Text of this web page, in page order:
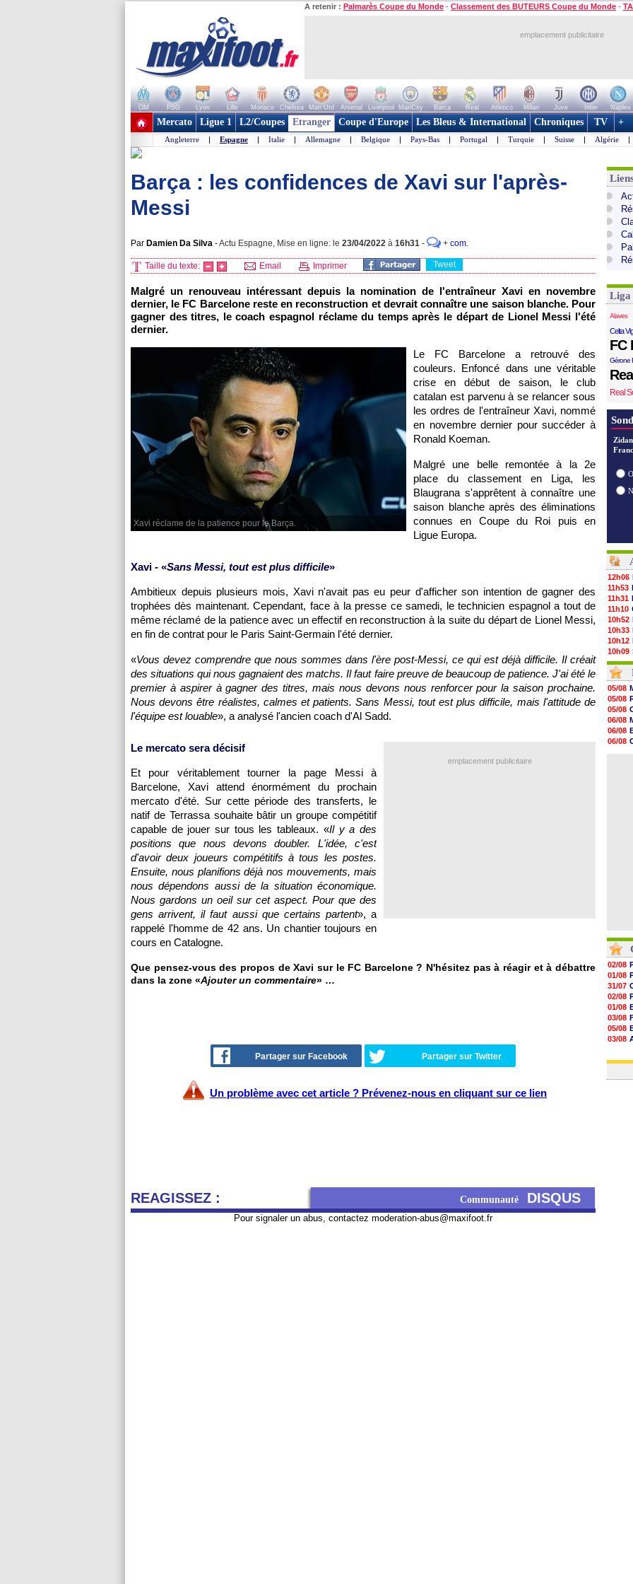
A retenir : Palmarès Coupe du Monde - Classement des BUTEURS Coupe du Monde -
emplacement publicitaire
OM PSG Lyon Lille Monaco Chelsea Man Utd Arsenal Liverpool ManCity Barca Real Atletico Milan Juve Inter Naples
+ de clubs
Mercato Ligue 1 L2/Coupes Etranger Coupe d'Europe Les Bleus & International Chroniques TV +
Angleterre | Espagne | Italie | Allemagne | Belgique | Pays-Bas | Portugal | Turquie | Suisse | Algérie |
Barça : les confidences de Xavi sur l'après-
Messi
Par Damien Da Silva -Actu Espagne, Mise en ligne: le 23/04/2022 à 16h31 - + com.
Taille du texte: Email Imprimer Tweet
Malgré un renouveau intéressant depuis la nomination de l'entraîneur Xavi en novembre
dernier, le FC Barcelone reste en reconstruction et devrait connaître une saison blanche. Pour
gagner des titres, le coach espagnol réclame du temps après le départ de Lionel Messi l'été
dernier.
Xavi réclame de la patience pour le Barça.
Le FC Barcelone a retrouvé des
couleurs. Enfoncé dans une véritable
crise en début de saison, le club
catalan est parvenu à se relancer sous
les ordres de l'entraîneur Xavi, nommé
en novembre dernier pour succéder à
Ronald Koeman.
Malgré une belle remontée à la 2e
place du classement en Liga, les
Blaugrana s'apprêtent à connaître une
saison blanche après des éliminations
connues en Coupe du Roi puis en
Ligue Europa.
Xavi - «Sans Messi, tout est plus difficile»
Ambitieux depuis plusieurs mois, Xavi n'avait pas eu peur d'afficher son intention de gagner des
trophées dès maintenant. Cependant, face à la presse ce samedi, le technicien espagnol a tout de
même réclamé de la patience avec un effectif en reconstruction à la suite du départ de Lionel Messi,
en fin de contrat pour le Paris Saint-Germain l'été dernier.
«Vous devez comprendre que nous sommes dans l'ère post-Messi, ce qui est déjà difficile. Il créait
des situations qui nous gagnaient des matchs. Il faut faire preuve de beaucoup de patience. J'ai été le
premier à aspirer à gagner des titres, mais nous devons nous renforcer pour la saison prochaine.
Nous devons être réalistes, calmes et patients. Sans Messi, tout est plus difficile, mais l'attitude de
l'équipe est louable», a analysé l'ancien coach d'Al Sadd.
emplacement publicitaire
Le mercato sera décisif
Et pour véritablement tourner la page Messi à
Barcelone, Xavi attend énormément du prochain
mercato d'été. Sur cette période des transferts, le
natif de Terrassa souhaite bâtir un groupe compétitif
capable de jouer sur tous les tableaux. «Il y a des
positions que nous devons doubler. L'idée, c'est
d'avoir deux joueurs compétitifs à tous les postes.
Ensuite, nous planifions déjà nos mouvements, mais
nous dépendons aussi de la situation économique.
Nous gardons un oeil sur cet aspect. Pour que des
gens arrivent, il faut aussi que certains partent», a
rappelé l'homme de 42 ans. Un chantier toujours en
cours en Catalogne.
Que pensez-vous des propos de Xavi sur le FC Barcelone ? N'hésitez pas à réagir et à débattre
dans la zone «Ajouter un commentaire» …
Partager sur Facebook Partager sur Twitter
Un problème avec cet article ? Prévenez-nous en cliquant sur ce lien
REAGISSEZ : Communauté DISQUS
Pour signaler un abus, contactez moderation-abus@maxifoot.fr
Liga
Alaves
Celta
FC
Gérone
Real
12h06
11h53
11h31
11h10
10h52
10h33
10h12
10h09
10h05
09h44
09h24
09h06
08h44
08h22
06/08
06/08
06/08
05/08
05/08
05/08
06/08
06/08
06/08
02/08
01/08
31/07
02/08
01/08
03/08
05/08
03/08
03/08